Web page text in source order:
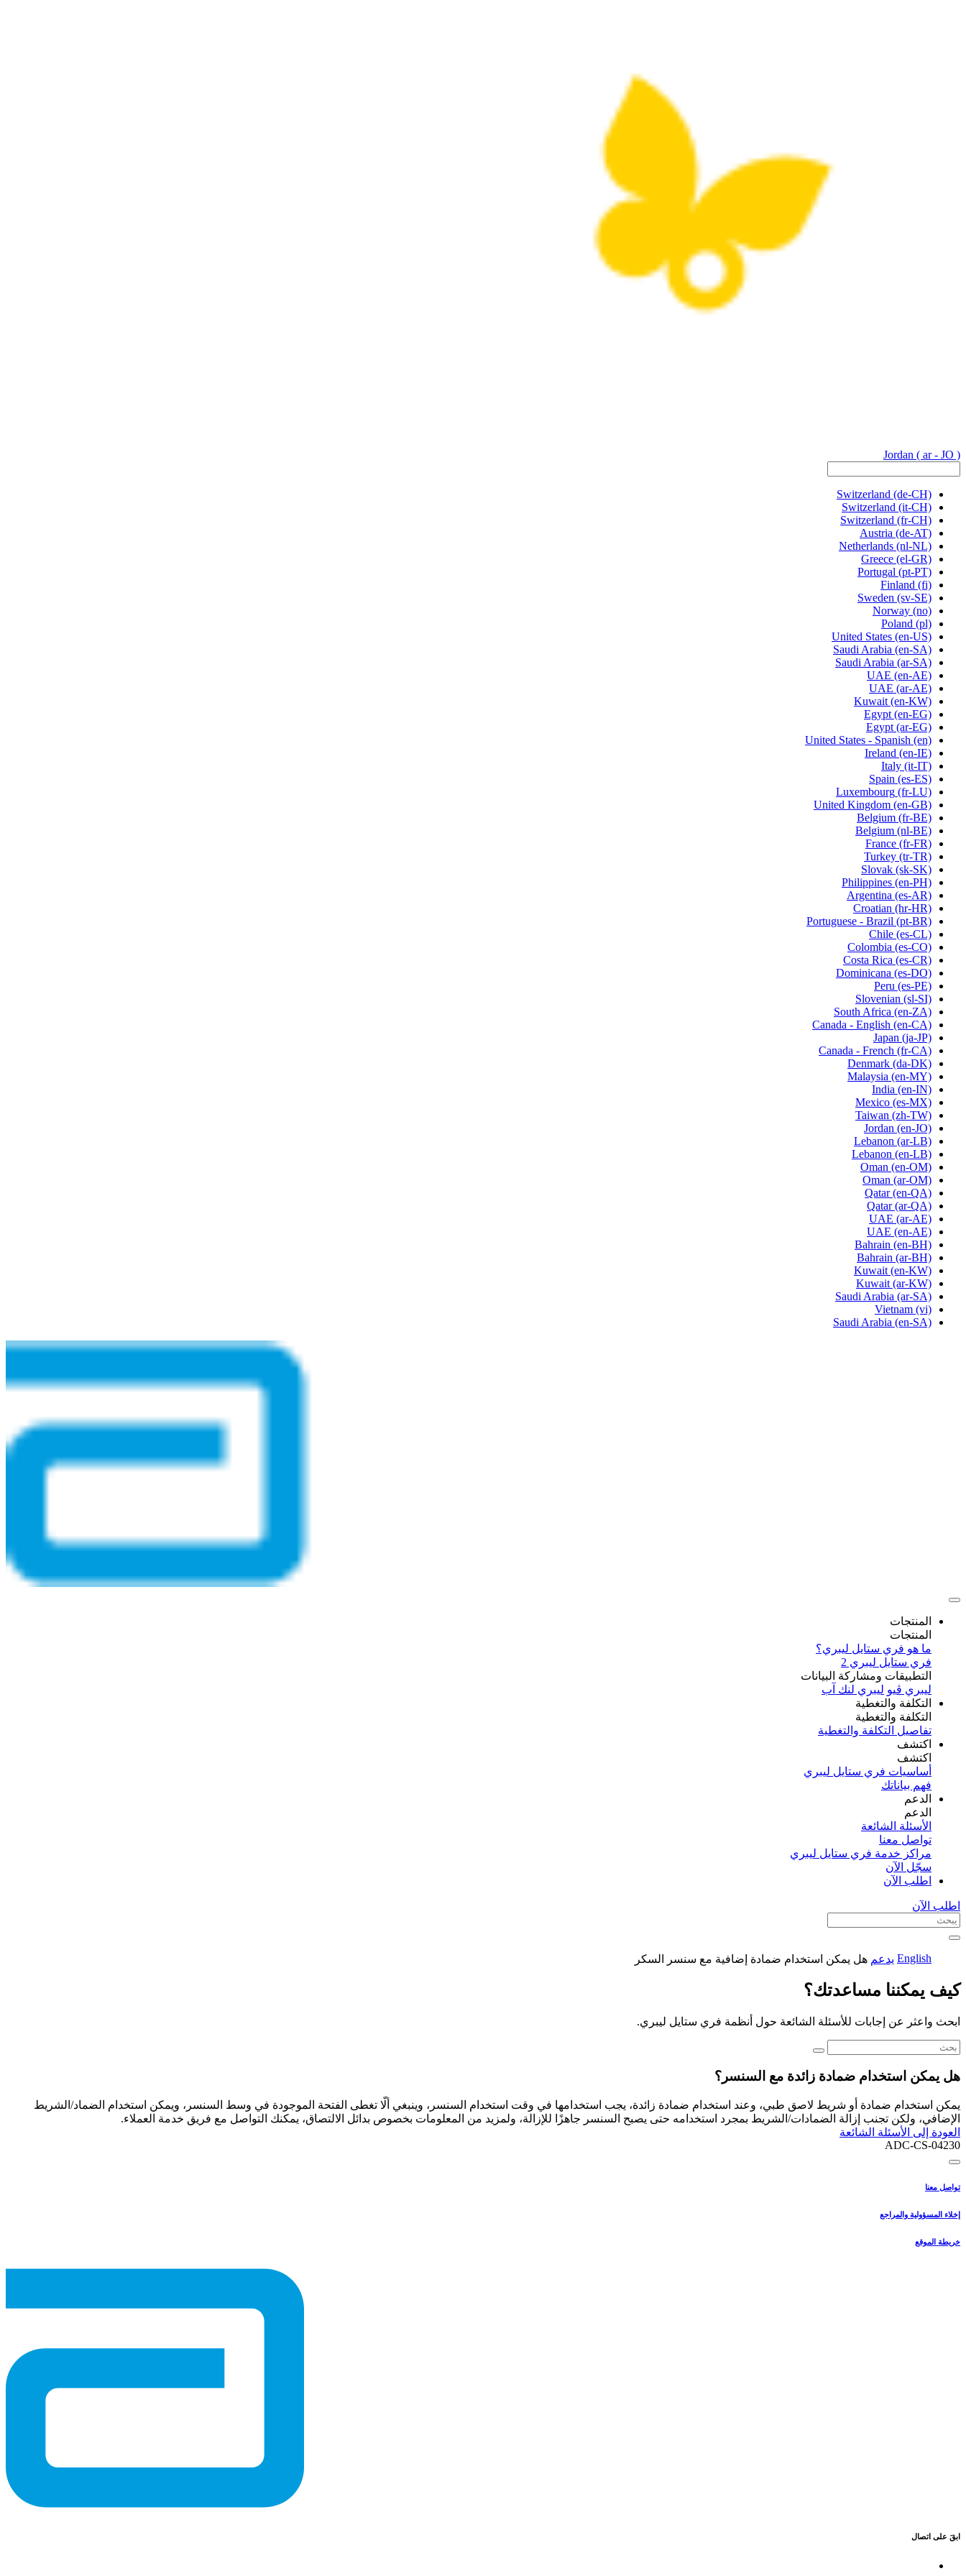
Jordan ( ar - JO )
Switzerland (de-CH)
Switzerland (it-CH)
Switzerland (fr-CH)
Austria (de-AT)
Netherlands (nl-NL)
Greece (el-GR)
Portugal (pt-PT)
Finland (fi)
Sweden (sv-SE)
Norway (no)
Poland (pl)
United States (en-US)
Saudi Arabia (en-SA)
Saudi Arabia (ar-SA)
UAE (en-AE)
UAE (ar-AE)
Kuwait (en-KW)
Egypt (en-EG)
Egypt (ar-EG)
United States - Spanish (en)
Ireland (en-IE)
Italy (it-IT)
Spain (es-ES)
Luxembourg (fr-LU)
United Kingdom (en-GB)
Belgium (fr-BE)
Belgium (nl-BE)
France (fr-FR)
Turkey (tr-TR)
Slovak (sk-SK)
Philippines (en-PH)
Argentina (es-AR)
Croatian (hr-HR)
Portuguese - Brazil (pt-BR)
Chile (es-CL)
Colombia (es-CO)
Costa Rica (es-CR)
Dominicana (es-DO)
Peru (es-PE)
Slovenian (sl-SI)
South Africa (en-ZA)
Canada - English (en-CA)
Japan (ja-JP)
Canada - French (fr-CA)
Denmark (da-DK)
Malaysia (en-MY)
India (en-IN)
Mexico (es-MX)
Taiwan (zh-TW)
Jordan (en-JO)
Lebanon (ar-LB)
Lebanon (en-LB)
Oman (en-OM)
Oman (ar-OM)
Qatar (en-QA)
Qatar (ar-QA)
UAE (ar-AE)
UAE (en-AE)
Bahrain (en-BH)
Bahrain (ar-BH)
Kuwait (en-KW)
Kuwait (ar-KW)
Saudi Arabia (ar-SA)
Vietnam (vi)
Saudi Arabia (en-SA)
المنتجات
المنتجات
ما هو فري ستايل ليبري؟
فري ستايل ليبري 2
التطبيقات ومشاركة البيانات
ليبري ڤيو ليبري لنك آب
التكلفة والتغطية
التكلفة والتغطية
تفاصيل التكلفة والتغطية
اكتشف​
اكتشف​
أساسيات فري ستايل ليبري
فهم بياناتك
الدعم
الدعم
الأسئلة الشائعة
تواصل معنا
مراكز خدمة فري ستايل ليبري
سجّل الآن​
اطلب الآن
اطلب الآن
English يدعم هل يمكن استخدام ضمادة إضافية مع سنسر السكر
كيف يمكننا مساعدتك؟
ابحث واعثر عن إجابات للأسئلة الشائعة حول أنظمة فري ستايل ليبري.
هل يمكن استخدام ضمادة زائدة مع السنسر؟
يمكن استخدام ضمادة أو شريط لاصق طبي، وعند استخدام ضمادة زائدة، يجب استخدامها في وقت استخدام السنسر، وينبغي ألّا تغطى الفتحة الموجودة في وسط السنسر، ويمكن استخدام الضماد/الشريط
الإضافي، ولكن تجنب إزالة الضمادات/الشريط بمجرد استخدامه حتى يصبح السنسر جاهزًا للإزالة، ولمزيد من المعلومات بخصوص بدائل الالتصاق، يمكنك التواصل مع فريق خدمة العملاء.
العودة إلى الأسئلة الشائعة
ADC-CS-04230
تواصل معنا
إخلاء المسؤولية والمراجع
خريطة الموقع
ابقَ على اتصال